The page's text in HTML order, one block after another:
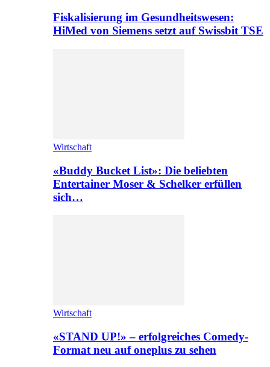
Fiskalisierung im Gesundheitswesen:
HiMed von Siemens setzt auf Swissbit TSE
Wirtschaft
«Buddy Bucket List»: Die beliebten
Entertainer Moser & Schelker erfüllen
sich…
Wirtschaft
«STAND UP!» – erfolgreiches Comedy-
Format neu auf oneplus zu sehen